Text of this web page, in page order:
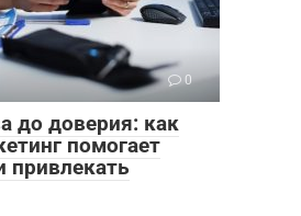
0
до доверия: как
помогает
привлекать